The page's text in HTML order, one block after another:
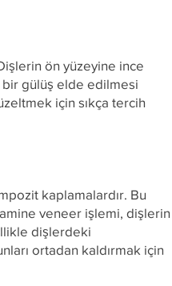
ön yüzeyine ince
gülüş elde edilmesi
için sıkça tercih
kaplamalardır. Bu
veneer işlemi, dişlerin
dişlerdeki
ortadan kaldırmak için